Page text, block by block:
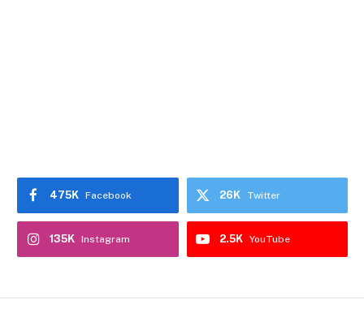
Facebook
475K Twitter
26K
Instagram
135K YouTube
2.5K